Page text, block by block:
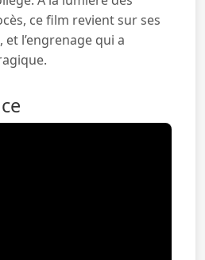
ce film revient sur ses
l’engrenage qui a